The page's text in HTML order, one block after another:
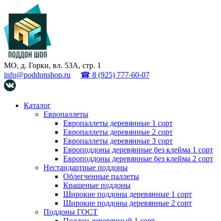
МО, д. Горки, вл. 53А, стр. 1
info@poddonshop.ru
☎ 8 (925) 777-60-07
Каталог
Европаллеты
Европаллеты деревянные 1 сорт
Европаллеты деревянные 2 сорт
Европаллеты деревянные 3 сорт
Европоддоны деревянные без клейма 1 сорт
Европоддоны деревянные без клейма 2 сорт
Нестандартные поддоны
Облегченные паллеты
Крашеные поддоны
Широкие поддоны деревянные 1 сорт
Широкие поддоны деревянные 2 сорт
Поддоны ГОСТ